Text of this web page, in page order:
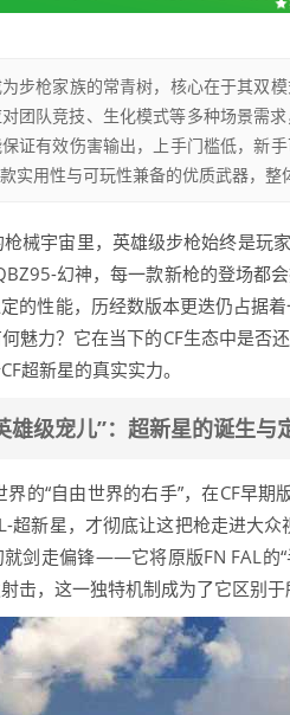
为步枪家族的常青树，核心在于其双
团队竞技、生化模式等多种场景需
证有效伤害输出，上手门槛低，新
实用性与可玩性兼备的优质武器，整
械宇宙里，英雄级步枪始终是玩
幻神，每一款新枪的登场都
的性能，历经数版本更迭仍占据
魅力？它在当下的CF生态中是否
超新星的真实实力。
雄级宠儿”：超新星的诞生与
界的“自由世界的右手”，在CF早
超新星，才彻底让这把枪走进大
剑走偏锋——它将原版FN FAL的
击，这一独特机制成为了它区别于